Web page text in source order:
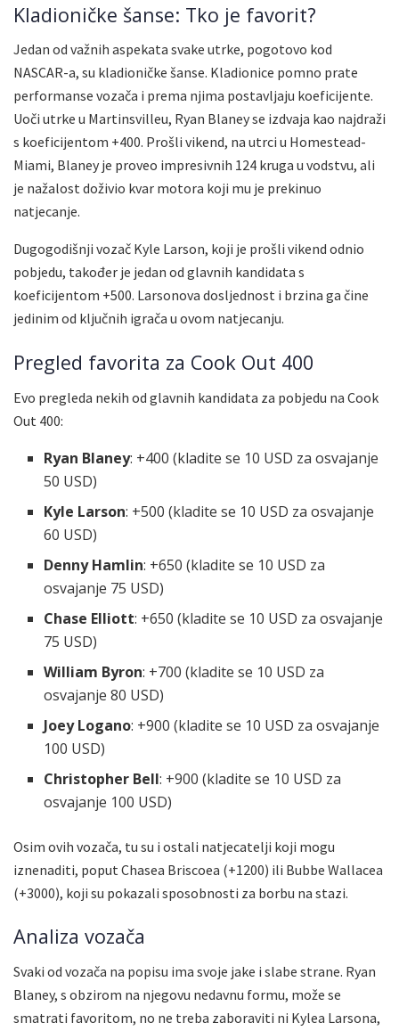
Kladioničke šanse: Tko je favorit?
Jedan od važnih aspekata svake utrke, pogotovo kod
NASCAR-a, su kladioničke šanse. Kladionice pomno prate
performanse vozača i prema njima postavljaju koeficijente.
Uoči utrke u Martinsvilleu, Ryan Blaney se izdvaja kao najdraži
s koeficijentom +400. Prošli vikend, na utrci u Homestead-
Miami, Blaney je proveo impresivnih 124 kruga u vodstvu, ali
je nažalost doživio kvar motora koji mu je prekinuo
natjecanje.
Dugogodišnji vozač Kyle Larson, koji je prošli vikend odnio
pobjedu, također je jedan od glavnih kandidata s
koeficijentom +500. Larsonova dosljednost i brzina ga čine
jedinim od ključnih igrača u ovom natjecanju.
Pregled favorita za Cook Out 400
Evo pregleda nekih od glavnih kandidata za pobjedu na Cook
Out 400:
Ryan Blaney: +400 (kladite se 10 USD za osvajanje
50 USD)
Kyle Larson: +500 (kladite se 10 USD za osvajanje
60 USD)
Denny Hamlin: +650 (kladite se 10 USD za
osvajanje 75 USD)
Chase Elliott: +650 (kladite se 10 USD za osvajanje
75 USD)
William Byron: +700 (kladite se 10 USD za
osvajanje 80 USD)
Joey Logano: +900 (kladite se 10 USD za osvajanje
100 USD)
Christopher Bell: +900 (kladite se 10 USD za
osvajanje 100 USD)
Osim ovih vozača, tu su i ostali natjecatelji koji mogu
iznenaditi, poput Chasea Briscoea (+1200) ili Bubbе Wallacea
(+3000), koji su pokazali sposobnosti za borbu na stazi.
Analiza vozača
Svaki od vozača na popisu ima svoje jake i slabe strane. Ryan
Blaney, s obzirom na njegovu nedavnu formu, može se
smatrati favoritom, no ne treba zaboraviti ni Kylea Larsona,